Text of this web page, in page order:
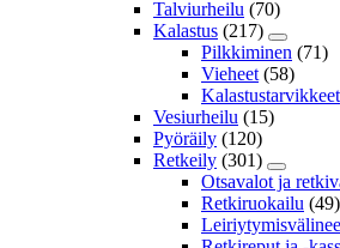
Talviurheilu (70)
Kalastus (217)
Pilkkiminen (71)
Vieheet (58)
Kalastustarvikkeet
Vesiurheilu (15)
Pyöräily (120)
Retkeily (301)
Otsavalot ja
Retkiruokailu (49)